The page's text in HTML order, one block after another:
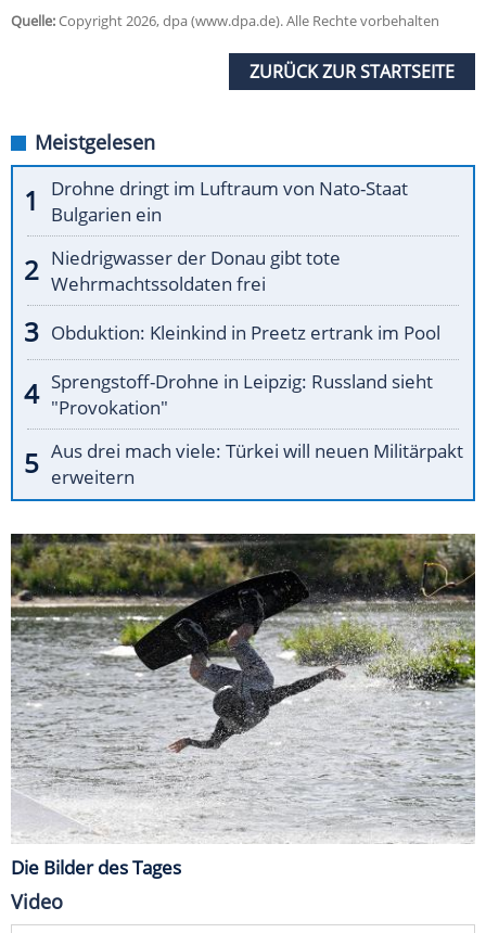
Quelle:Copyright 2026, dpa (www.dpa.de). Alle Rechte vorbehalten
ZURÜCK ZUR STARTSEITE
Meistgelesen
Drohne dringt im Luftraum von Nato-Staat
Bulgarien ein
Niedrigwasser der Donau gibt tote
Wehrmachtssoldaten frei
Obduktion: Kleinkind in Preetz ertrank im Pool
Sprengstoff-Drohne in Leipzig: Russland sieht
"Provokation"
Aus drei mach viele: Türkei will neuen Militärpakt
erweitern
Die Bilder des Tages
Video